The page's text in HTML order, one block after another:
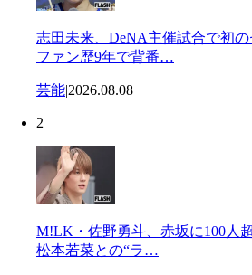
志田未来、DeNA主催試合で初の
ファン歴9年で背番…
芸能|2026.08.08
2
M!LK・佐野勇斗、赤坂に100人
松本若菜との“ラ…